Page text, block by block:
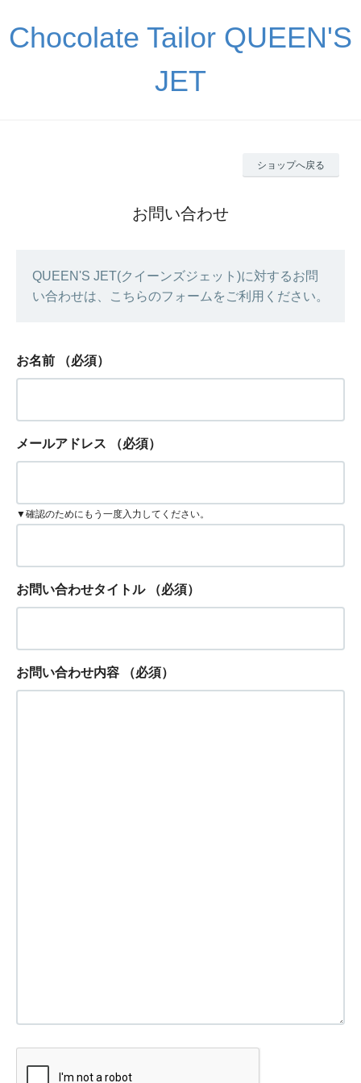
Chocolate Tailor QUEEN'S
JET
ショップへ戻る
お問い合わせ
QUEEN'S JET(クイーンズジェット)に対するお問
い合わせは、こちらのフォームをご利用ください。
お名前 （必須）
メールアドレス （必須）
▼確認のためにもう一度入力してください。
お問い合わせタイトル （必須）
お問い合わせ内容 （必須）